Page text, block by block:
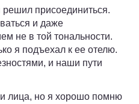
решил присоединиться.
и даже
не в той тональности.
я подъехал к ее отелю.
и наши пути
лица, но я хорошо помню